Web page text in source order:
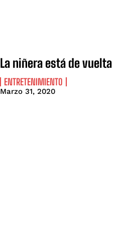
La niñera está de vuelta
ENTRETENIMIENTO
Marzo 31, 2020